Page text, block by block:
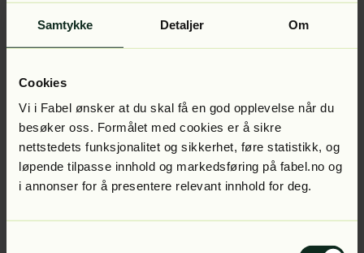
Samtykke Detaljer Om
Cookies
Vi i Fabel ønsker at du skal få en god opplevelse når du
besøker oss. Formålet med cookies er å sikre
nettstedets funksjonalitet og sikkerhet, føre statistikk, og
løpende tilpasse innhold og markedsføring på fabel.no og
i annonser for å presentere relevant innhold for deg.